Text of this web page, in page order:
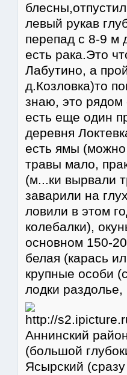
левый рукав
перепад с 8-9 м
есть рака.Это
Лабутино, а
д.Козловка)то
знаю, это рядом
есть еще один
деревня
есть ямы (можно
травы мало,
(м...ки вырвали
заварили на
ловили в этом
колебалки),
основном 150-
белая (карась
крупные особи
лодки раздолье,
Аннинский
(большой
Ясырский